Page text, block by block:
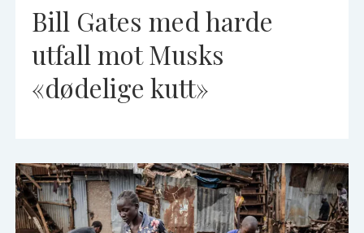
Bill Gates med harde
utfall mot Musks
«dødelige kutt»